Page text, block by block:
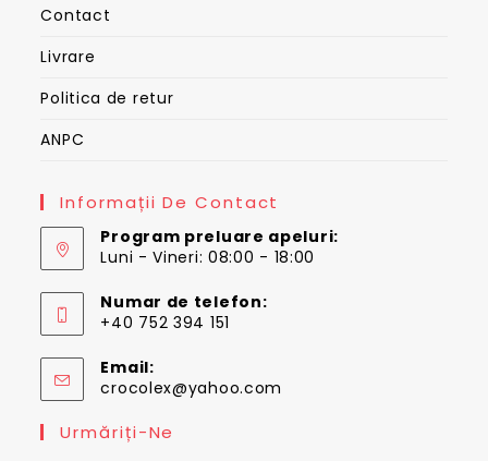
Contact
Livrare
Politica de retur
ANPC
Informații De Contact
Program preluare apeluri:
Luni - Vineri: 08:00 - 18:00
Numar de telefon:
+40 752 394 151
Email:
crocolex@yahoo.com
Urmăriți-Ne